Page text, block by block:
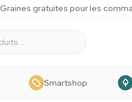
Graines gratuites pour les
Smartshop